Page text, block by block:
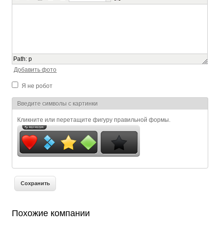
Path:p
Добавить фото
Я не робот
Я спамер
Введите символы с картинки
Кликните или перетащите фигуру правильной формы.
Похожие компании